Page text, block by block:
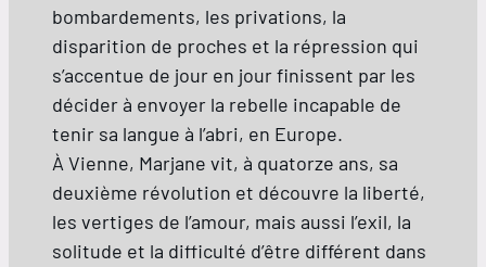
bombardements, les privations, la
disparition de proches et la répression qui
s’accentue de jour en jour finissent par les
décider à envoyer la rebelle incapable de
tenir sa langue à l’abri, en Europe.
À Vienne, Marjane vit, à quatorze ans, sa
deuxième révolution et découvre la liberté,
les vertiges de l’amour, mais aussi l’exil, la
solitude et la difficulté d’être différent dans